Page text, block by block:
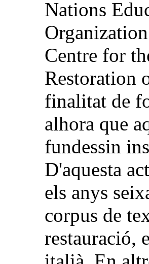
Nations
Centre for
Restoration
finalitat de
alhora que
fundessin
D'aquesta
els anys
corpus de
restauració,